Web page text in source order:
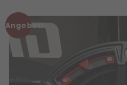
Angebot!